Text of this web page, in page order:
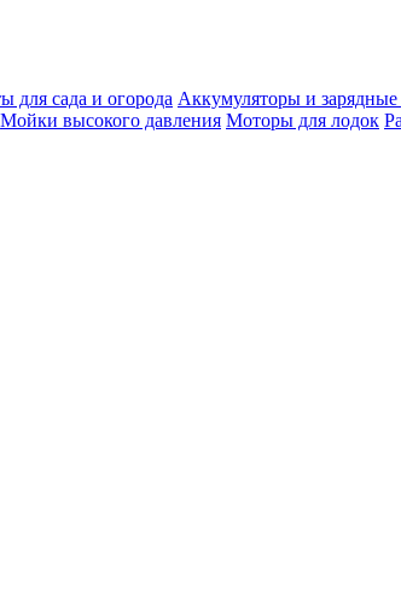
для сада и огорода Аккумуляторы и зарядные
Мойки высокого давления Моторы для лодок